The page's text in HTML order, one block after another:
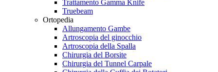
Trattamento Gamma Knife
Truebeam
Ortopedia
Allungamento Gambe
Artroscopia del ginocchio
Artroscopia della Spalla
Chirurgia del Borsite
Chirurgia del Tunnel Carpale